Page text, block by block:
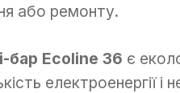
або ремонту.
бар Ecoline 36 є